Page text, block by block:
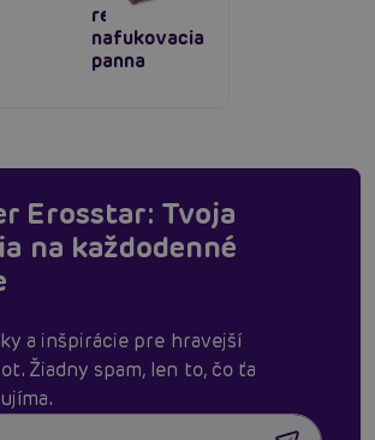
realistická
nafukovacia
panna
Erosstar: Tvoja
na každodenné
a inšpirácie pre hravejší
Žiadny spam, len to, čo ťa